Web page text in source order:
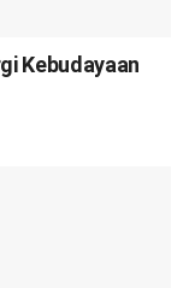
Kebudayaan